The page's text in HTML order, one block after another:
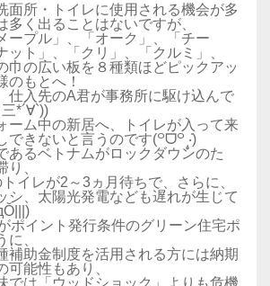
面所・トイレに使用される機会が多
多く出ることはないですが、
ープル」、「オーク」、「チー
ット」、「クリ」、「クルミ」、
巾の広い板を８種類ほどピックアッ
のもとへ！
仕入先のA君が事務所に駆け込んで
*´∀`))
ーム中の新居へ、トイレが入って来
きないと言うのです(꒪ᗜ꒪ ‧̣̥̇)
あるベトナムがロックダウンのた
り、
イレが2～3ヵ月待ちで、さらに、
シ、太陽光発電なども遅れが生じて
ポイント発行条件のグリーン住宅ポ
に、
補助金制度を活用される方には納期
可能性もあり、
では「ウッドショック」よりも危機